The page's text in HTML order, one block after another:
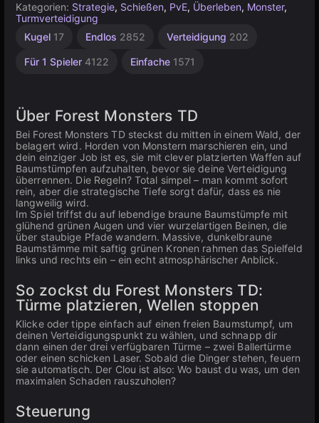
Kategorien: Strategie, Schießen, PvE, Überleben, Monster,
Turmverteidigung
Kugel 17 Endlos 2852 Verteidigung 202
Für 1 Spieler 4122 Einfache 1571
Über Forest Monsters TD
Bei Forest Monsters TD steckst du mitten in einem Wald, der
belagert wird. Horden von Monstern marschieren ein, und
dein einziger Job ist es, sie mit clever platzierten Waffen auf
Baumstümpfen aufzuhalten, bevor sie deine Verteidigung
überrennen. Die Regeln? Total simpel – man kommt sofort
rein, aber die strategische Tiefe sorgt dafür, dass es nie
langweilig wird.
Im Spiel triffst du auf lebendige braune Baumstümpfe mit
glühend grünen Augen und vier wurzelartigen Beinen, die
über staubige Pfade wandern. Massive, dunkelbraune
Baumstämme mit saftig grünen Kronen rahmen das Spielfeld
links und rechts ein – ein echt atmosphärischer Anblick.
So zockst du Forest Monsters TD:
Türme platzieren, Wellen stoppen
Klicke oder tippe einfach auf einen freien Baumstumpf, um
deinen Verteidigungspunkt zu wählen, und schnapp dir
dann einen der drei verfügbaren Türme – zwei Ballertürme
oder einen schicken Laser. Sobald die Dinger stehen, feuern
sie automatisch. Der Clou ist also: Wo baust du was, um den
maximalen Schaden rauszuholen?
Steuerung